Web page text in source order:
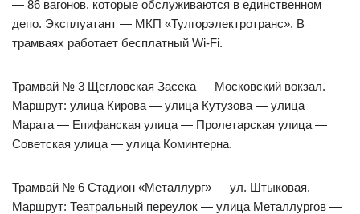
— 86 вагонов, которые обслуживаются в единственном
депо. Эксплуатант — МКП «Тулгорэлектротранс». В
трамваях работает бесплатный Wi-Fi.
Трамвай № 3 Щегловская Засека — Московский вокзал.
Маршрут: улица Кирова — улица Кутузова — улица
Марата — Епифанская улица — Пролетарская улица —
Советская улица — улица Коминтерна.
Трамвай № 6 Стадион «Металлург» — ул. Штыковая.
Маршрут: Театральный переулок — улица Металлургов —